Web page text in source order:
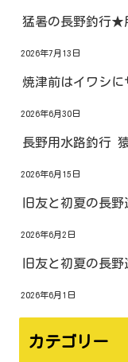
猛暑の長野釣行★
2026年7月13日
焼津前はイワシ
2026年6月30日
長野用水路釣行
2026年6月15日
旧友と初夏の長
2026年6月2日
旧友と初夏の長
2026年6月1日
カテゴリー